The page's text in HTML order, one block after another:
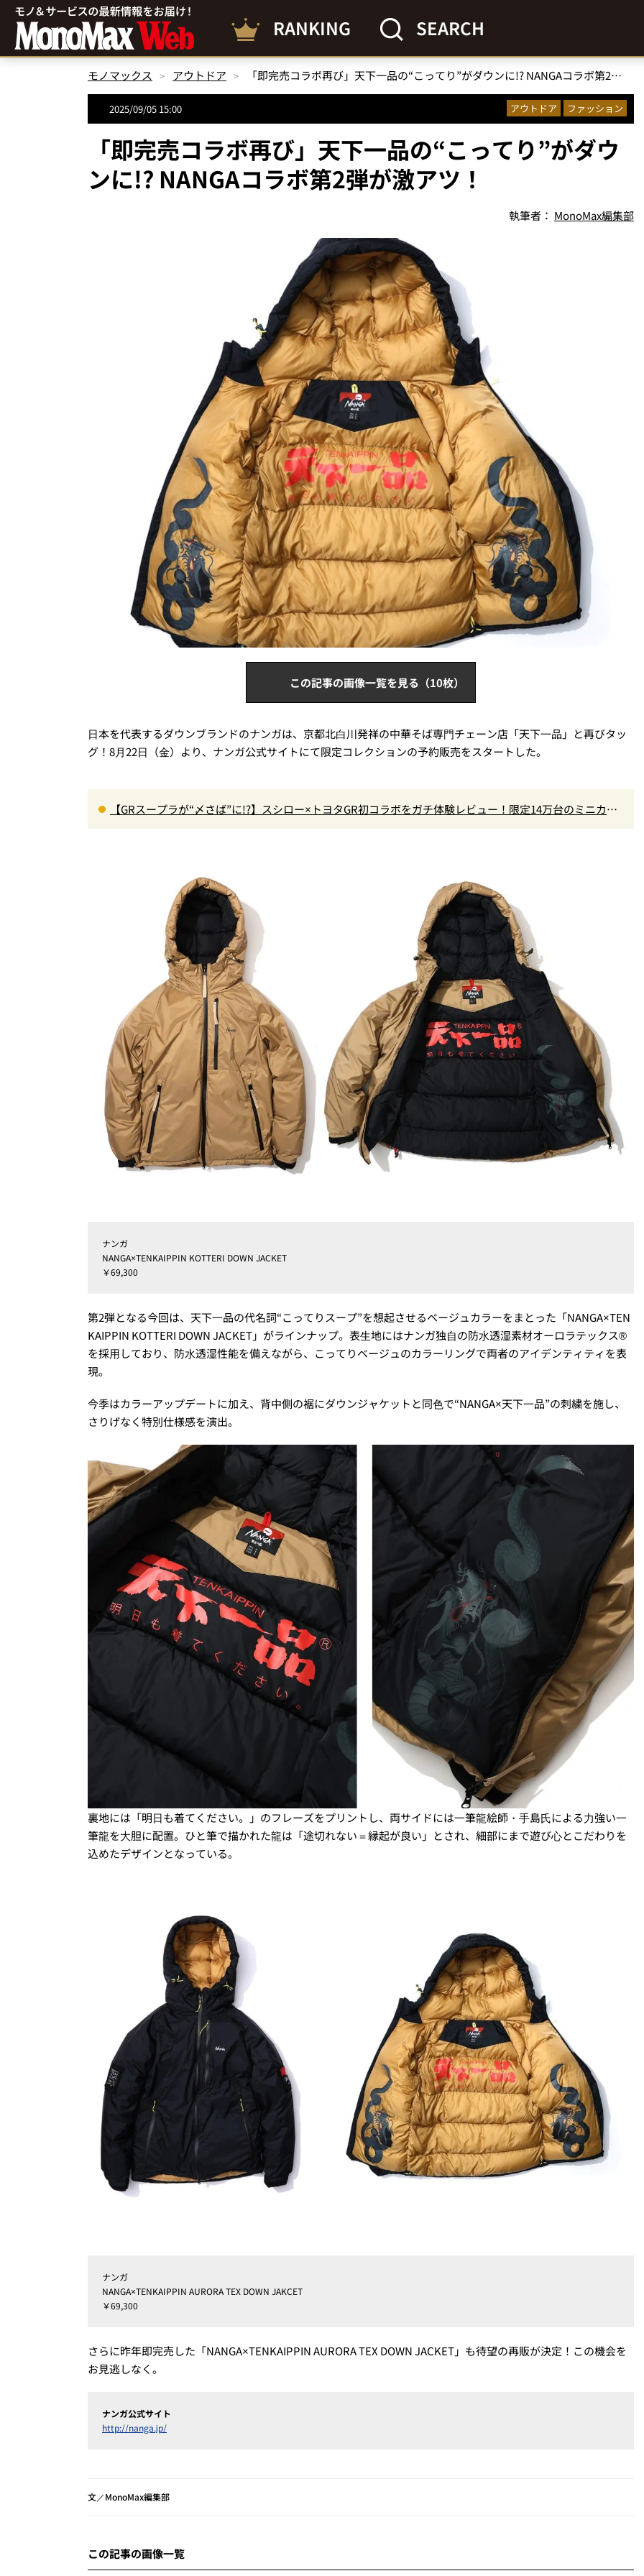
RANKING SEARCH
モノマックス アウトドア 「即完売コラボ再び」天下一品の“こってり”がダウンに!? NANGAコラボ第2弾が激アツ！
2025/09/05 15:00 アウトドア ファッション
「即完売コラボ再び」天下一品の“こってり”がダウ
ンに!? NANGAコラボ第2弾が激アツ！
執筆者： MonoMax編集部
この記事の画像一覧を見る（10枚）
⽇本を代表するダウンブランドのナンガは、京都北⽩川発祥の中華そば専⾨チェーン店「天下⼀品」と再びタッ
グ！8⽉22⽇（⾦）より、ナンガ公式サイトにて限定コレクションの予約販売をスタートした。
【GRスープラが“〆さば”に!?】スシロー×トヨタGR初コラボをガチ体験レビュー！限定14万台のミニカー
ナンガ
NANGA×TENKAIPPIN KOTTERI DOWN JACKET
￥69,300
第2弾となる今回は、天下⼀品の代名詞“こってりスープ”を想起させるベージュカラーをまとった「NANGA×TEN
KAIPPIN KOTTERI DOWN JACKET」がラインナップ。表⽣地にはナンガ独⾃の防⽔透湿素材オーロラテックス®
を採⽤しており、防⽔透湿性能を備えながら、こってりベージュのカラーリングで両者のアイデンティティを表
現。
今季はカラーアップデートに加え、背中側の裾にダウンジャケットと同⾊で“NANGA×天下⼀品”の刺繍を施し、
さりげなく特別仕様感を演出。
裏地には「明⽇も着てください。」のフレーズをプリントし、両サイドには⼀筆⿓絵師・⼿島⽒による⼒強い⼀
筆⿓を⼤胆に配置。ひと筆で描かれた⿓は「途切れない＝縁起が良い」とされ、細部にまで遊び⼼とこだわりを
込めたデザインとなっている。
ナンガ
NANGA×TENKAIPPIN AURORA TEX DOWN JAKCET
￥69,300
さらに昨年即完売した「NANGA×TENKAIPPIN AURORA TEX DOWN JACKET」も待望の再販が決定！この機会を
お見逃しなく。
ナンガ公式サイト
http://nanga.jp/
文／MonoMax編集部
この記事の画像一覧